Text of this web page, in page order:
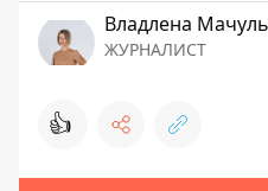
Владлена
ЖУРНАЛИСТ
👍